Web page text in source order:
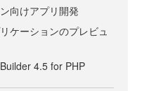
向けアプリ開発
ケーションのプレビュ
4.5 for PHP